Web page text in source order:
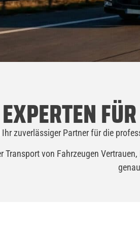
zuverlässiger Partner für die
Transport von Fahrzeugen